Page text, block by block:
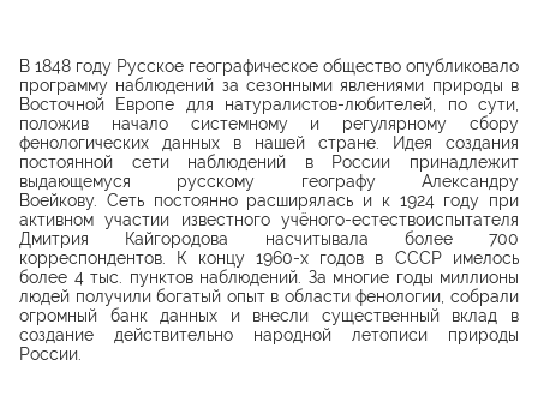
В 1848 году Русское географическое общество опубликовало
программу наблюдений за сезонными явлениями природы в
Восточной Европе для натуралистов-любителей, по сути,
положив начало системному и регулярному сбору
фенологических данных в нашей стране. Идея создания
постоянной сети наблюдений в России принадлежит
выдающемуся русскому географу Александру
Воейкову. Сеть постоянно расширялась и к 1924 году при
активном участии известного учёного-естествоиспытателя
Дмитрия Кайгородова насчитывала более 700
корреспондентов. К концу 1960-х годов в СССР имелось
более 4 тыс. пунктов наблюдений. За многие годы миллионы
людей получили богатый опыт в области фенологии, собрали
огромный банк данных и внесли существенный вклад в
создание действительно народной летописи природы
России.